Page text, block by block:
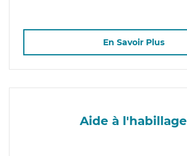
En Savoir Plus
Aide à l'habillage